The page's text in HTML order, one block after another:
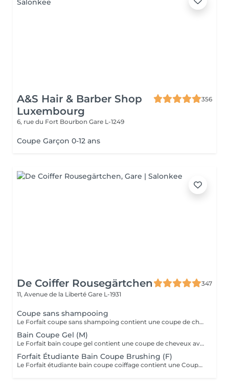
A&S Hair & Barber Shop
Luxembourg
356
6, rue du Fort Bourbon Gare L-1249
Coupe Garçon 0-12 ans
De Coiffer Rousegärtchen
347
11, Avenue de la Liberté Gare L-1931
Coupe sans shampooing
Le Forfait coupe sans shampoing contient une coupe de cheveux sans shampoing pour les étudiants. En cas de questions veuillez appeler au +352 26 35 02 89.
Bain Coupe Gel (M)
Le Forfait bain coupe gel contient une coupe de cheveux avec shampoing et l'application d'un produit de finition (Gel, Cire, Laque, etc.) pour les étudiants. En cas de questions veuillez appeler au +352 26 35 02 89.
Forfait Étudiante Bain Coupe Brushing (F)
Le Forfait étudiante bain coupe coiffage contient une Coupe et un Brushing pour les étudiantes. Dépendant de la longueur des cheveux, le prix peut varier. En cas de questions veuillez appeler au +352 26 35 02 89.